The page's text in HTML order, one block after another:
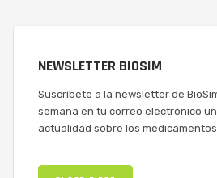
NEWSLETTER BIOSIM
Suscríbete a la newsletter de
semana en tu correo electrónico
actualidad sobre los